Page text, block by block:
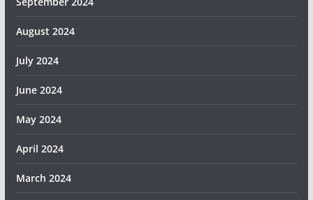
August 2024
July 2024
June 2024
May 2024
April 2024
March 2024